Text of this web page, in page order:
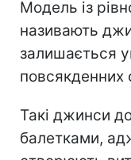
Модель із
називають
залишається
повсякденних
Такі джинси
балетками,